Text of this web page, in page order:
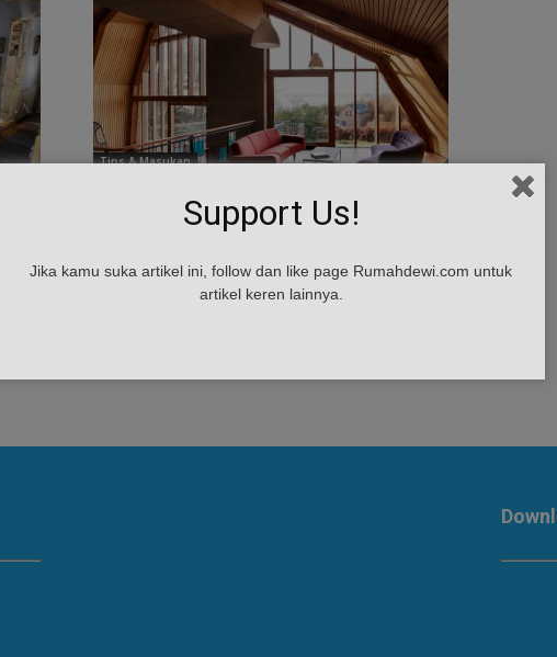
Tips & Masukan
Begini Cara Mudah Buat Rumah
Semakin Nyaman
Begini Cara Mudah Buat Rumah Semakin Nyaman -
Buat sebagian orang, rumah idaman tidak harus
Support Us!
Jika kamu suka artikel ini, follow dan like page Rumahdewi.com untuk
artikel keren lainnya.